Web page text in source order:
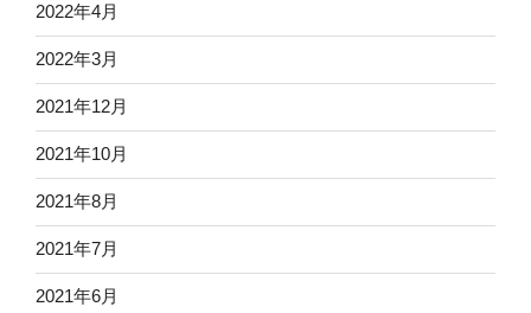
2022年4月
2022年3月
2021年12月
2021年10月
2021年8月
2021年7月
2021年6月